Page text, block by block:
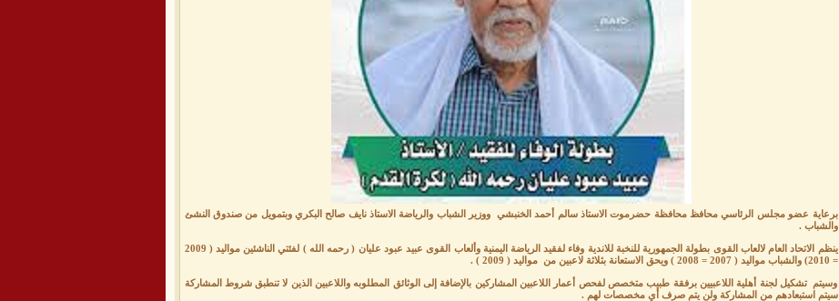
برعاية عضو مجلس الرئاسي محافظ محافظة حضرموت الاستاذ سالم أحمد الخنبشي ووزير الشباب والرياضة الاستاذ نايف صالح البكري وبتمويل من صندوق النشئ
والشباب .
ينظم الاتحاد العام لالعاب القوى بطولة الجمهورية للنخبة للاندية وفاء لفقيد الرياضة اليمنية وألعاب القوى عبيد عبود عليان ( رحمه الله ) لفئتي الناشئين مواليد ( 2009
= 2010) والشباب مواليد ( 2007 = 2008 ) ويحق الاستعانة بثلاثة لاعبين من مواليد ( 2009 ) .
وسيتم تشكيل لجنة أهلية اللاعبيين برفقة طبيب متخصص لفحص أعمار اللاعبين المشاركين بالإضافة إلى الوثائق المطلوبه واللاعبين الذين لا تنطبق شروط المشاركة
سيتم استبعادهم من المشاركة ولن يتم صرف أي مخصصات لهم .